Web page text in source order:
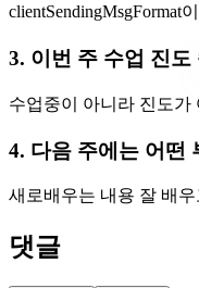
3. 이번 주 수업 진
수업중이 아니라 진도가
4. 다음 주에는 어떤
새로배우는 내용 잘 배
댓글